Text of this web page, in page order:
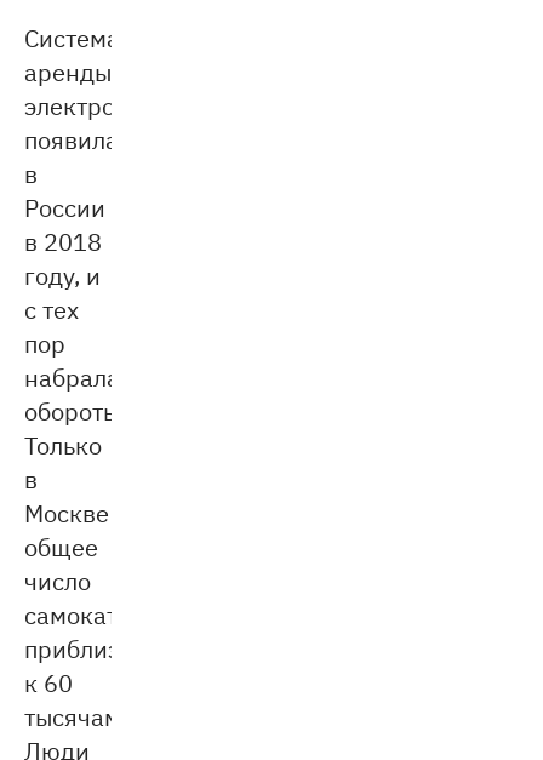
Система
аренды
электросамокатов
появилась
в
России
в 2018
году, и
с тех
пор
набрала
обороты.
Только
в
Москве
общее
число
самокатов
приблизилось
к 60
тысячам.
Люди